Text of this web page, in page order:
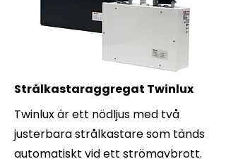
Strålkastaraggregat Twinlux
Twinlux är ett nödljus med två
justerbara strålkastare som tänds
automatiskt vid ett strömavbrott.